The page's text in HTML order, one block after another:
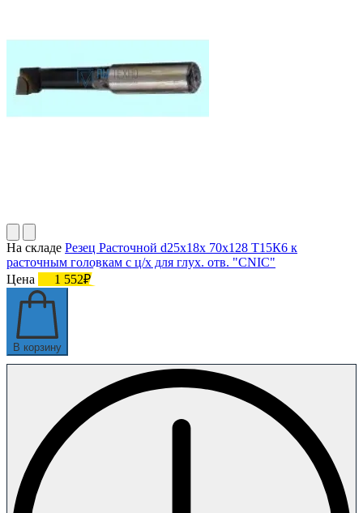
На складе Резец Расточной d25х18х 70х128 Т15К6 к
расточным головкам с ц/х для глух. отв. "CNIC"
Цена
1 552₽
В корзину